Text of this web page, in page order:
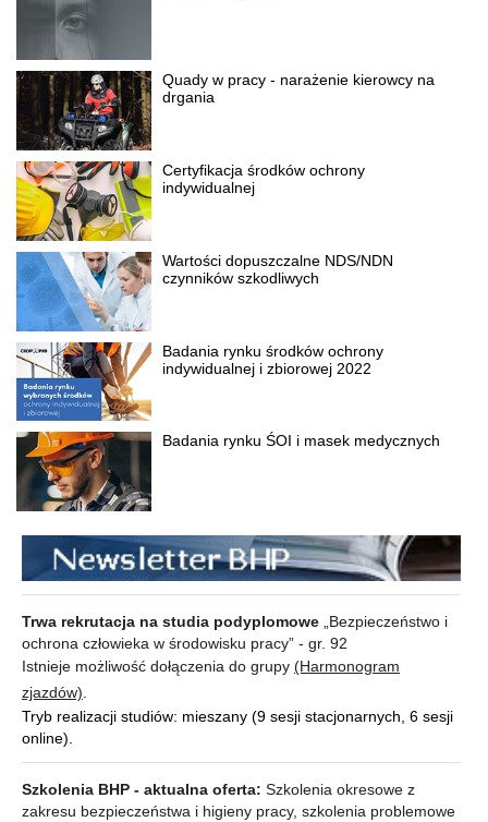
Quady w pracy - narażenie kierowcy na
drgania
Certyfikacja środków ochrony
indywidualnej
Wartości dopuszczalne NDS/NDN
czynników szkodliwych
Badania rynku środków ochrony
indywidualnej i zbiorowej 2022
Badania rynku ŚOI i masek medycznych
Trwa rekrutacja na studia podyplomowe „Bezpieczeństwo i
ochrona człowieka w środowisku pracy” - gr. 92
Istnieje możliwość dołączenia do grupy (Harmonogram
zjazdów).
Tryb realizacji studiów: mieszany (9 sesji stacjonarnych, 6 sesji
online).
Szkolenia BHP - aktualna oferta: Szkolenia okresowe z
zakresu bezpieczeństwa i higieny pracy, szkolenia problemowe